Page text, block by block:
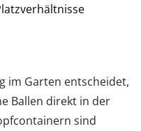
im Garten entscheidet,
Ballen direkt in der
sind